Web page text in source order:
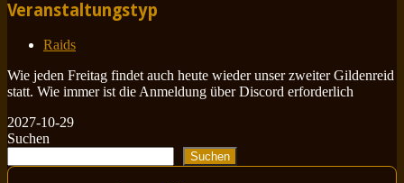
Veranstaltungstyp
Raids
Wie jeden Freitag findet auch heute wieder unser zweiter Gildenreid
statt. Wie immer ist die Anmeldung über Discord erforderlich
2027-10-29
Suchen
Suchen